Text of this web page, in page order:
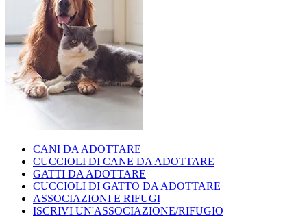
CANI DA ADOTTARE
CUCCIOLI DI CANE DA ADOTTARE
GATTI DA ADOTTARE
CUCCIOLI DI GATTO DA ADOTTARE
ASSOCIAZIONI E RIFUGI
ISCRIVI UN'ASSOCIAZIONE/RIFUGIO